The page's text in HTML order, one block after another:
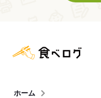
ホーム